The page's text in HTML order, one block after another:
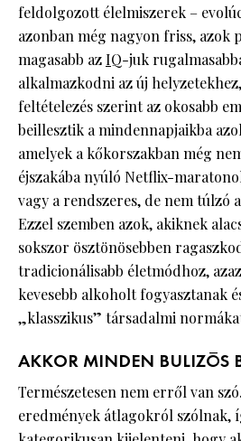
feldolgozott élelmiszerek –
azonban még nagyon friss, azok
magasabb azIQ-juk
alkalmazkodni az új
feltételezés szerint az okosabb
beillesztik a mindennapjaikba
amelyek a kőkorszakban még
éjszakába nyúló Netflix-
vagy a rendszeres, de nem túlzó
Ezzel szemben azok, akiknek
sokszor ösztönösebben
tradicionálisabb életmódhoz,
kevesebb alkoholt fogyasztanak
„klasszikus” társadalmi
AKKOR MINDEN BULIZÓS
Természetesen nem erről van
eredmények átlagokról szólnak,